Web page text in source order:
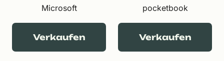
Microsoft
Verkaufen
pocketbook
Verkaufen